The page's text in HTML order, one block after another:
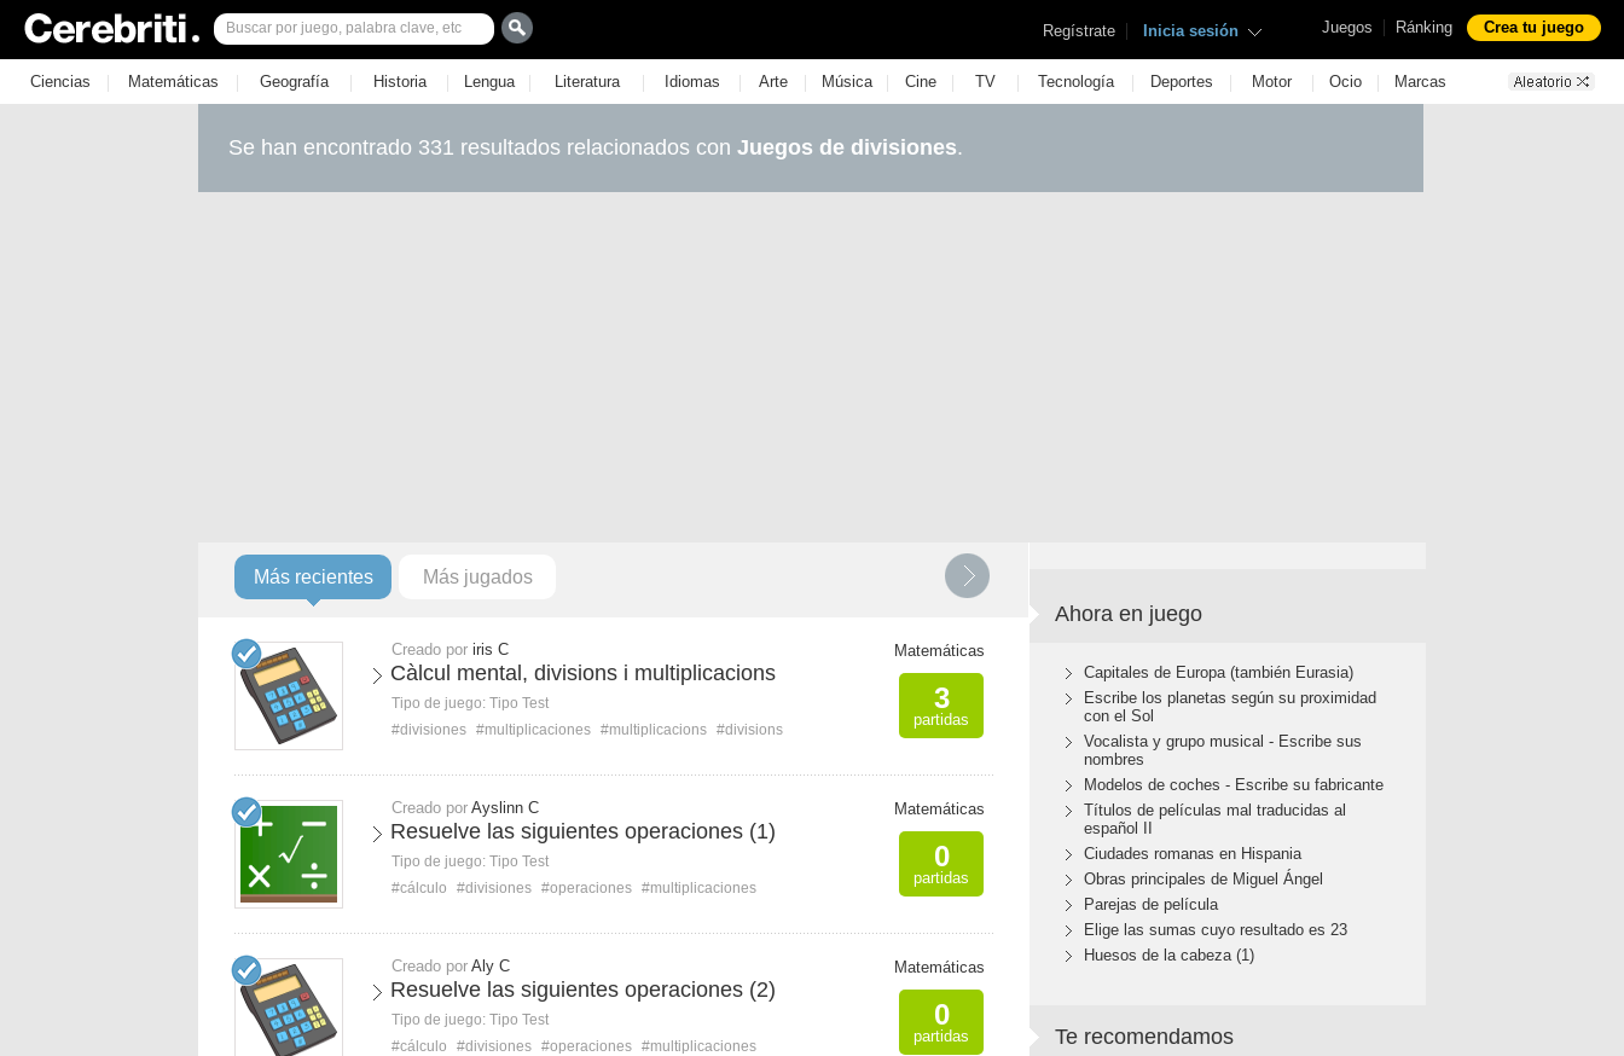
Juegos | Ránking Crea tu juego
Regístrate | Inicia sesión
Ciencias | Matemáticas | Geografía | Historia | Lengua | Literatura | Idiomas | Arte | Música | Cine | TV | Tecnología | Deportes | Motor | Ocio | Marcas
Se han encontrado 331 resultados relacionados con Juegos de divisiones.
Más recientes Más jugados
Creado por iris C
Càlcul mental, divisions i multiplicacions
Tipo de juego: Tipo Test
#divisiones #multiplicaciones #multiplicacions #divisions
Matemáticas
3
partidas
Creado por Ayslinn C
Resuelve las siguientes operaciones (1)
Tipo de juego: Tipo Test
#cálculo
#divisiones #operaciones #multiplicaciones
Matemáticas
0
partidas
Creado por Aly C
Resuelve las siguientes operaciones (2)
Tipo de juego: Tipo Test
#cálculo
#divisiones #operaciones #multiplicaciones
Matemáticas
0
partidas
Ahora en juego
Capitales de Europa (también Eurasia)
Escribe los planetas según su proximidad
con el Sol
Vocalista y grupo musical - Escribe sus
nombres
Modelos de coches - Escribe su fabricante
Títulos de películas mal traducidas al
español II
Ciudades romanas en Hispania
Obras principales de Miguel Ángel
Parejas de película
Elige las sumas cuyo resultado es 23
Huesos de la cabeza (1)
Te recomendamos